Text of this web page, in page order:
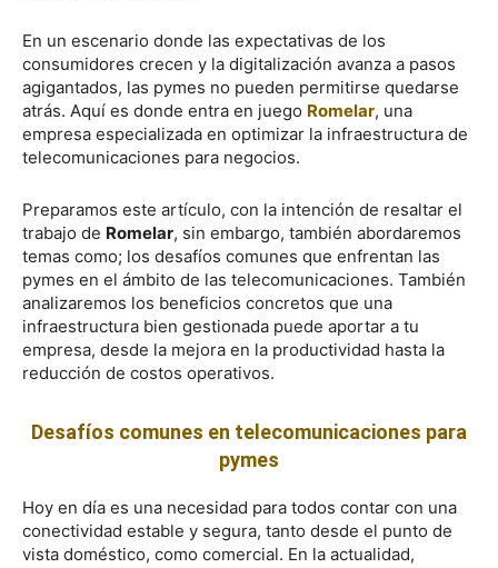
En un escenario donde las expectativas de los
consumidores crecen y la digitalización avanza a pasos
agigantados, las pymes no pueden permitirse quedarse
atrás. Aquí es donde entra en juego Romelar, una
empresa especializada en optimizar la infraestructura de
telecomunicaciones para negocios.
Preparamos este artículo, con la intención de resaltar el
trabajo de Romelar, sin embargo, también abordaremos
temas como; los desafíos comunes que enfrentan las
pymes en el ámbito de las telecomunicaciones. También
analizaremos los beneficios concretos que una
infraestructura bien gestionada puede aportar a tu
empresa, desde la mejora en la productividad hasta la
reducción de costos operativos.
Desafíos comunes en telecomunicaciones para
pymes
Hoy en día es una necesidad para todos contar con una
conectividad estable y segura, tanto desde el punto de
vista doméstico, como comercial. En la actualidad,